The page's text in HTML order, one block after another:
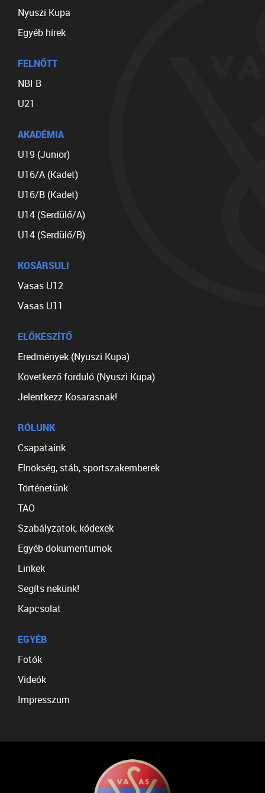
Nyuszi Kupa
Egyéb hírek
FELNŐTT
NBI B
U21
AKADÉMIA
U19 (Junior)
U16/A (Kadet)
U16/B (Kadet)
U14 (Serdülő/A)
U14 (Serdülő/B)
KOSÁRSULI
Vasas U12
Vasas U11
ELŐKÉSZÍTŐ
Eredmények (Nyuszi Kupa)
Következő forduló (Nyuszi Kupa)
Jelentkezz Kosarasnak!
RÓLUNK
Csapataink
Elnökség, stáb, sportszakemberek
Történetünk
TAO
Szabályzatok, kódexek
Egyéb dokumentumok
Linkek
Segíts nekünk!
Kapcsolat
EGYÉB
Fotók
Videók
Impresszum